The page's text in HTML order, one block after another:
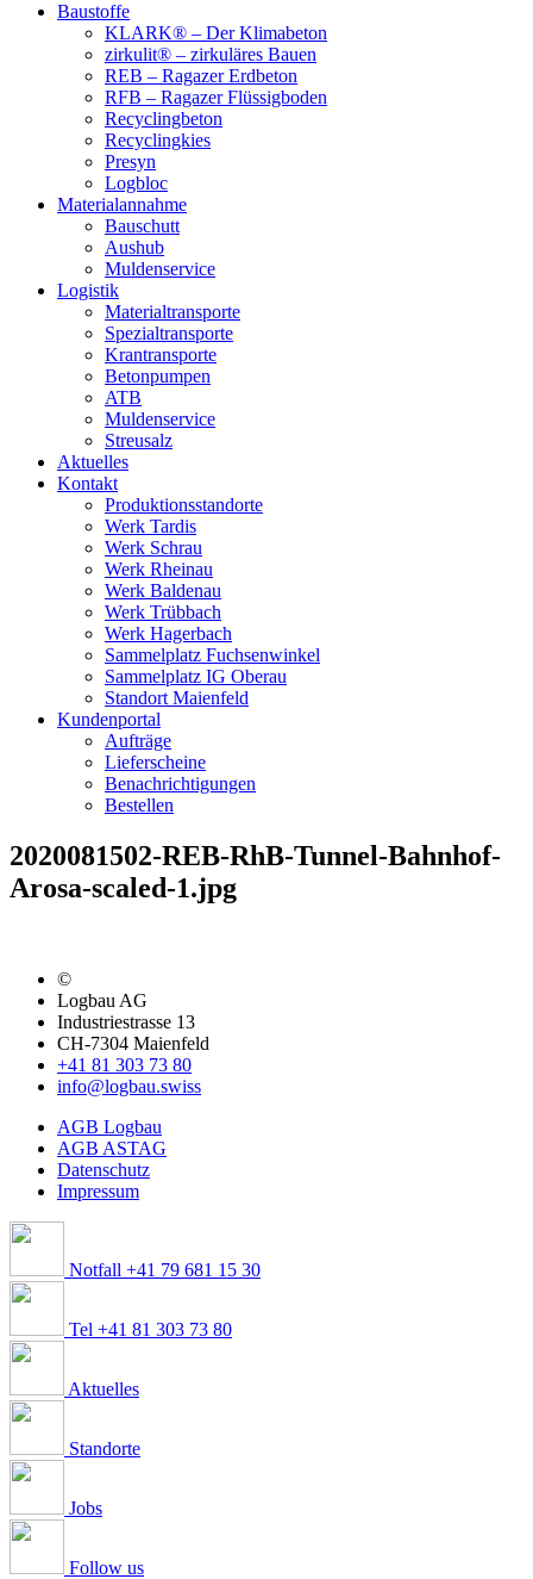
Baustoffe
KLARK® – Der Klimabeton
zirkulit® – zirkuläres Bauen
REB – Ragazer Erdbeton
RFB – Ragazer Flüssigboden
Recyclingbeton
Recyclingkies
Presyn
Logbloc
Materialannahme
Bauschutt
Aushub
Muldenservice
Logistik
Materialtransporte
Spezialtransporte
Krantransporte
Betonpumpen
ATB
Muldenservice
Streusalz
Aktuelles
Kontakt
Produktionsstandorte
Werk Tardis
Werk Schrau
Werk Rheinau
Werk Baldenau
Werk Trübbach
Werk Hagerbach
Sammelplatz Fuchsenwinkel
Sammelplatz IG Oberau
Standort Maienfeld
Kundenportal
Aufträge
Lieferscheine
Benachrichtigungen
Bestellen
2020081502-REB-RhB-Tunnel-Bahnhof-
Arosa-scaled-1.jpg
©
Logbau AG
Industriestrasse 13
CH-7304 Maienfeld
+41 81 303 73 80
info@logbau.swiss
AGB Logbau
AGB ASTAG
Datenschutz
Impressum
Notfall +41 79 681 15 30
Tel +41 81 303 73 80
Aktuelles
Standorte
Jobs
Follow us